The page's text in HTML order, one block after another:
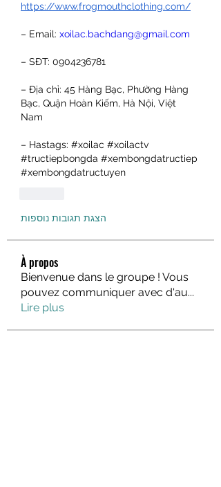
https://www.frogmouthclothing.com/
– Email: xoilac.bachdang@gmail.com
– SĐT: 0904236781
– Địa chỉ: 45 Hàng Bạc, Phường Hàng
Bạc, Quận Hoàn Kiếm, Hà Nội, Việt
Nam
– Hastags: #xoilac #xoilactv
#tructiepbongda #xembongdatructiep
#xembongdatructuyen
הצגת תגובות נוספות
À propos
Bienvenue dans le groupe ! Vous
pouvez communiquer avec d'au...
Lire plus